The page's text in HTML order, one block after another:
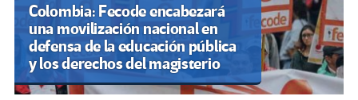
Colombia: Fecode encabezará
una movilización nacional en
defensa de la educación pública
y los derechos del magisterio